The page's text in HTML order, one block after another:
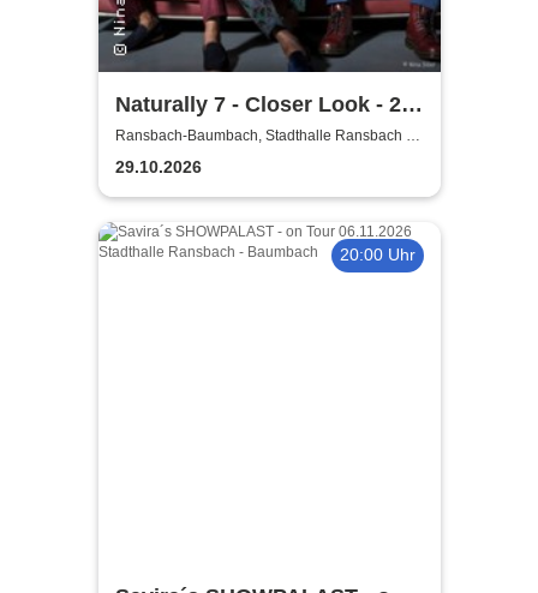
Naturally 7 - Closer Look - 25
Years of Naturally 7
Ransbach-Baumbach, Stadthalle Ransbach -
Baumbach
29.10.2026
20:00 Uhr